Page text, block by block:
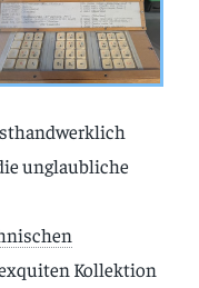
unglaubliche
Kollektion